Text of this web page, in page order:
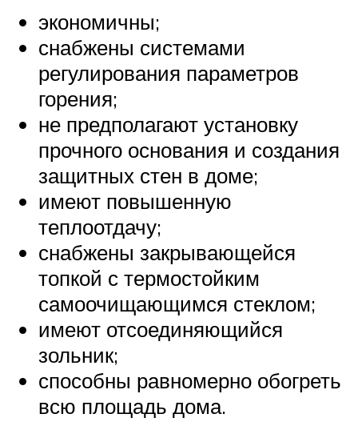
экономичны;
снабжены системами
регулирования параметров
горения;
не предполагают установку
прочного основания и создания
защитных стен в доме;
имеют повышенную
теплоотдачу;
снабжены закрывающейся
топкой с термостойким
самоочищающимся стеклом;
имеют отсоединяющийся
зольник;
способны равномерно обогреть
всю площадь дома.